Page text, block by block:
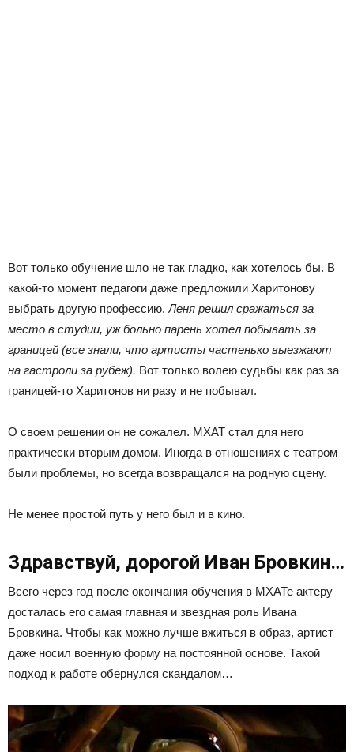
Вот только обучение шло не так гладко, как хотелось бы. В
какой-то момент педагоги даже предложили Харитонову
выбрать другую профессию. Леня решил сражаться за
место в студии, уж больно парень хотел побывать за
границей (все знали, что артисты частенько выезжают
на гастроли за рубеж). Вот только волею судьбы как раз за
границей-то Харитонов ни разу и не побывал.
О своем решении он не сожалел. МХАТ стал для него
практически вторым домом. Иногда в отношениях с театром
были проблемы, но всегда возвращался на родную сцену.
Не менее простой путь у него был и в кино.
Здравствуй, дорогой Иван Бровкин…
Всего через год после окончания обучения в МХАТе актеру
досталась его самая главная и звездная роль Ивана
Бровкина. Чтобы как можно лучше вжиться в образ, артист
даже носил военную форму на постоянной основе. Такой
подход к работе обернулся скандалом…